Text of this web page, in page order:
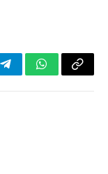
TelegramWhatsApp
Copy